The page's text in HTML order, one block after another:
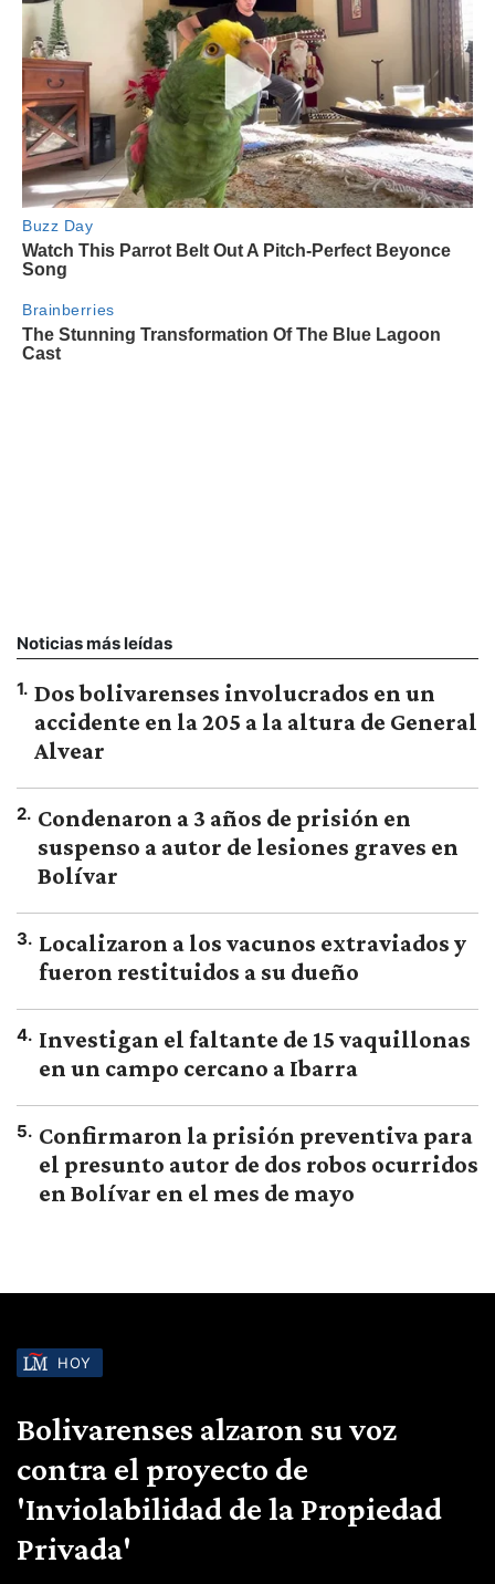
Noticias más leídas
1. Dos bolivarenses involucrados en un
accidente en la 205 a la altura de General
Alvear
2. Condenaron a 3 años de prisión en
suspenso a autor de lesiones graves en
Bolívar
3. Localizaron a los vacunos extraviados y
fueron restituidos a su dueño
4. Investigan el faltante de 15 vaquillonas
en un campo cercano a Ibarra
5. Confirmaron la prisión preventiva para
el presunto autor de dos robos ocurridos
en Bolívar en el mes de mayo
HOY
Bolivarenses alzaron su voz
contra el proyecto de
'Inviolabilidad de la Propiedad
Privada'